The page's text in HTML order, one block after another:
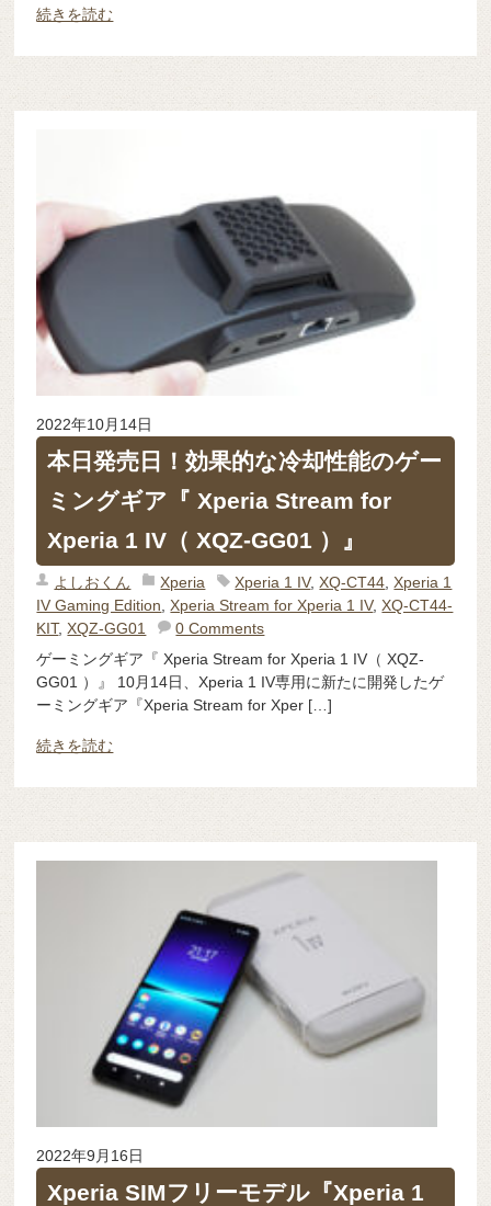
続きを読む
2022年10月14日
本日発売日！効果的な冷却性能のゲー
ミングギア『 Xperia Stream for
Xperia 1 IV（ XQZ-GG01 ）』
よしおくん Xperia Xperia 1 IV,XQ-CT44 ,Xperia 1
IV Gaming Edition ,Xperia Stream for Xperia 1 IV,XQ-CT44-
KIT,XQZ-GG01
0 Comments
ゲーミングギア『 Xperia Stream for Xperia 1 IV（ XQZ-
GG01 ）』 10月14日、Xperia 1 IV専用に新たに開発したゲ
ーミングギア『Xperia Stream for Xper […]
続きを読む
2022年9月16日
Xperia SIMフリーモデル『Xperia 1